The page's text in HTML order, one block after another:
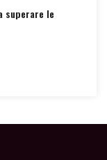
superare le